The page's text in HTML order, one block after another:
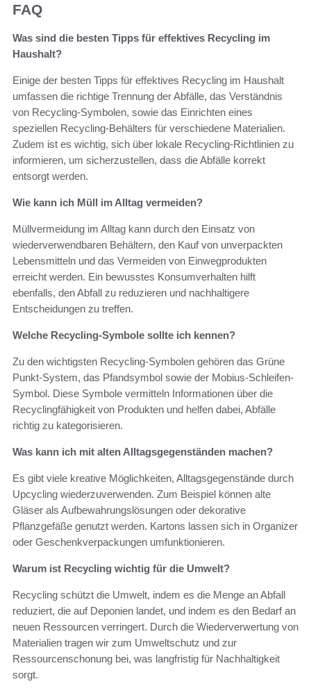
FAQ
Was sind die besten Tipps für effektives Recycling im
Haushalt?
Einige der besten Tipps für effektives Recycling im Haushalt
umfassen die richtige Trennung der Abfälle, das Verständnis
von Recycling-Symbolen, sowie das Einrichten eines
speziellen Recycling-Behälters für verschiedene Materialien.
Zudem ist es wichtig, sich über lokale Recycling-Richtlinien zu
informieren, um sicherzustellen, dass die Abfälle korrekt
entsorgt werden.
Wie kann ich Müll im Alltag vermeiden?
Müllvermeidung im Alltag kann durch den Einsatz von
wiederverwendbaren Behältern, den Kauf von unverpackten
Lebensmitteln und das Vermeiden von Einwegprodukten
erreicht werden. Ein bewusstes Konsumverhalten hilft
ebenfalls, den Abfall zu reduzieren und nachhaltigere
Entscheidungen zu treffen.
Welche Recycling-Symbole sollte ich kennen?
Zu den wichtigsten Recycling-Symbolen gehören das Grüne
Punkt-System, das Pfandsymbol sowie der Mobius-Schleifen-
Symbol. Diese Symbole vermitteln Informationen über die
Recyclingfähigkeit von Produkten und helfen dabei, Abfälle
richtig zu kategorisieren.
Was kann ich mit alten Alltagsgegenständen machen?
Es gibt viele kreative Möglichkeiten, Alltagsgegenstände durch
Upcycling wiederzuverwenden. Zum Beispiel können alte
Gläser als Aufbewahrungslösungen oder dekorative
Pflanzgefäße genutzt werden. Kartons lassen sich in Organizer
oder Geschenkverpackungen umfunktionieren.
Warum ist Recycling wichtig für die Umwelt?
Recycling schützt die Umwelt, indem es die Menge an Abfall
reduziert, die auf Deponien landet, und indem es den Bedarf an
neuen Ressourcen verringert. Durch die Wiederverwertung von
Materialien tragen wir zum Umweltschutz und zur
Ressourcenschonung bei, was langfristig für Nachhaltigkeit
sorgt.